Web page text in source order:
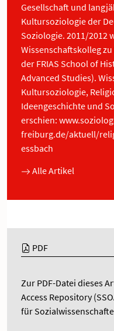
Gesellschaft und
Kultursoziologie der
Soziologie. 2011/2012
Wissenschaftskolleg
der FRIAS School of
Advanced Studies).
Kultursoziologie,
Ideengeschichte und
erschien:
freiburg.de/aktuell/
essbach
Alle Artikel
PDF
Zur PDF-Datei dieses
Access Repository
für